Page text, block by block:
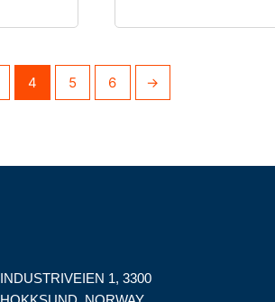
4 5 6 →
INDUSTRIVEIEN 1, 3300